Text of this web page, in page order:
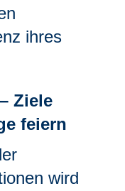
ihres
Ziele
feiern
wird